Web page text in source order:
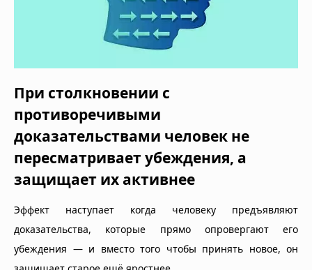
При столкновении с
противоречивыми
доказательствами человек не
пересматривает убеждения, а
защищает их активнее
Эффект наступает когда человеку предъявляют
доказательства, которые прямо опровергают его
убеждения — и вместо того чтобы принять новое, он